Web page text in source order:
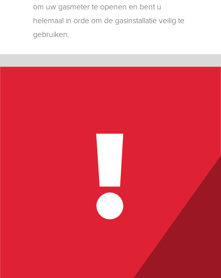
om uw gasmeter te openen en bent u
helemaal in orde om de gasinstallatie veilig te
gebruiken.